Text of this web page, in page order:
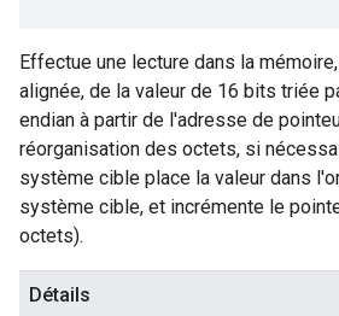
Effectue une lecture dans la
alignée, de la valeur de 16 bits triée
endian à partir de l'adresse de
réorganisation des octets, si
système cible place la valeur dans
système cible, et incrémente le
octets).
Détails